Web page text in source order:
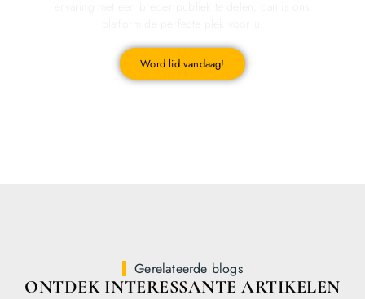
Word lid vandaag!
Gerelateerde blogs
ONTDEK INTERESSANTE ARTIKELEN